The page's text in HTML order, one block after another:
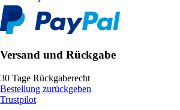
Versand und Rückgabe
30 Tage Rückgaberecht
Bestellung zurückgeben
Trustpilot